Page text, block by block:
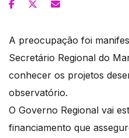
A preocupação foi
Secretário Regional do
conhecer os projetos
observatório.
O Governo Regional vai
financiamento que